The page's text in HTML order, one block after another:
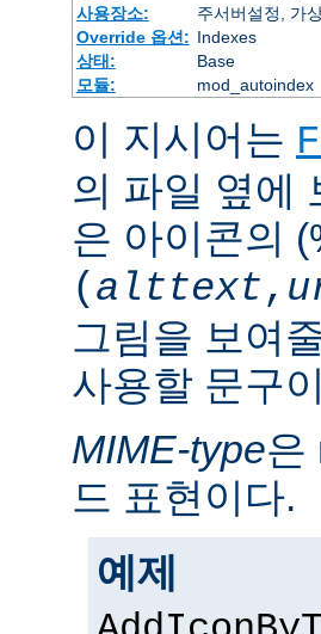
사용장소:
주서버설정, 가
Override 옵션: Indexes
상태:
Base
모듈:
mod_autoindex
이 지시어는
의 파일 옆에
은 아이콘의
( alttext,
그림을 보여
사용할 문구
MIME-type은
드 표현이다.
예제